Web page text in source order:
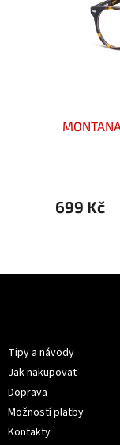
699 Kč
Tipy a návody
Jak nakupovat
Doprava
Možností platby
Kontakty